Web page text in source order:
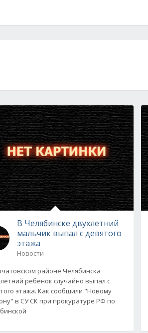
В Челябинске двухлетний
мальчик выпал с девятого
этажа
Новости
районе Челябинска
ребенок случайно выпал с
этажа. Как сообщили "Новому
в СУ СК при прокуратуре РФ по